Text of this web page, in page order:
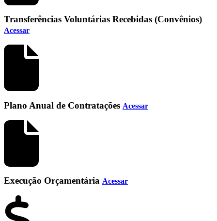
Transferências Voluntárias Recebidas (Convênios)
Acessar
Plano Anual de Contratações Acessar
Execução Orçamentária Acessar